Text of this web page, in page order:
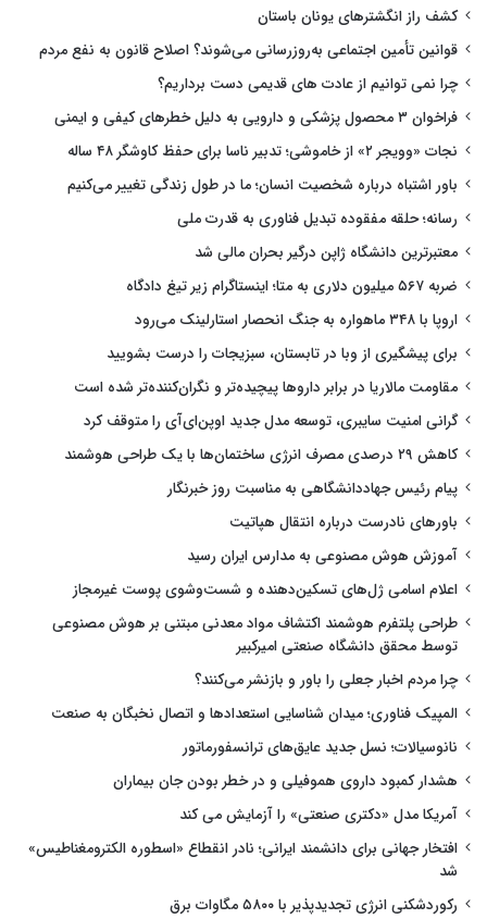
کشف راز انگشترهای یونان باستان
قوانین تأمین اجتماعی به‌روزرسانی می‌شوند؟ اصلاح قانون به نفع مردم
چرا نمی توانیم از عادت های قدیمی دست برداریم؟
فراخوان ۳ محصول پزشکی و دارویی به دلیل خطرهای کیفی و ایمنی
نجات «وویجر ۲» از خاموشی؛ تدبیر ناسا برای حفظ کاوشگر ۴۸ ساله
باور اشتباه درباره شخصیت انسان؛ ما در طول زندگی تغییر می‌کنیم
رسانه؛ حلقه مفقوده تبدیل فناوری به قدرت ملی
معتبرترین دانشگاه ژاپن درگیر بحران مالی شد
ضربه ۵۶۷ میلیون دلاری به متا؛ اینستاگرام زیر تیغ دادگاه
اروپا با ۳۴۸ ماهواره به جنگ انحصار استارلینک می‌رود
برای پیشگیری از وبا در تابستان، سبزیجات را درست بشویید
مقاومت مالاریا در برابر داروها پیچیده‌تر و نگران‌کننده‌تر شده است
گرانی امنیت سایبری، توسعه مدل جدید اوپن‌ای‌آی را متوقف کرد
کاهش ۲۹ درصدی مصرف انرژی ساختمان‌ها با یک طراحی هوشمند
پیام رئیس جهاددانشگاهی به مناسبت روز خبرنگار
باورهای نادرست درباره انتقال هپاتیت
آموزش هوش مصنوعی به مدارس ایران رسید
اعلام اسامی ژل‌های تسکین‌دهنده و شست‌وشوی پوست غیرمجاز
طراحی پلتفرم هوشمند اکتشاف مواد معدنی مبتنی بر هوش مصنوعی
توسط محقق دانشگاه صنعتی امیرکبیر
چرا مردم اخبار جعلی را باور و بازنشر می‌کنند؟
المپیک فناوری؛ میدان شناسایی استعدادها و اتصال نخبگان به صنعت
نانوسیالات؛ نسل جدید عایق‌های ترانسفورماتور
هشدار کمبود داروی هموفیلی و در خطر بودن جان بیماران
آمریکا مدل «دکتری صنعتی» را آزمایش می کند
افتخار جهانی برای دانشمند ایرانی؛ نادر انقطاع «اسطوره الکترومغناطیس»
شد
رکوردشکنی انرژی تجدیدپذیر با ۵۸۰۰ مگاوات برق